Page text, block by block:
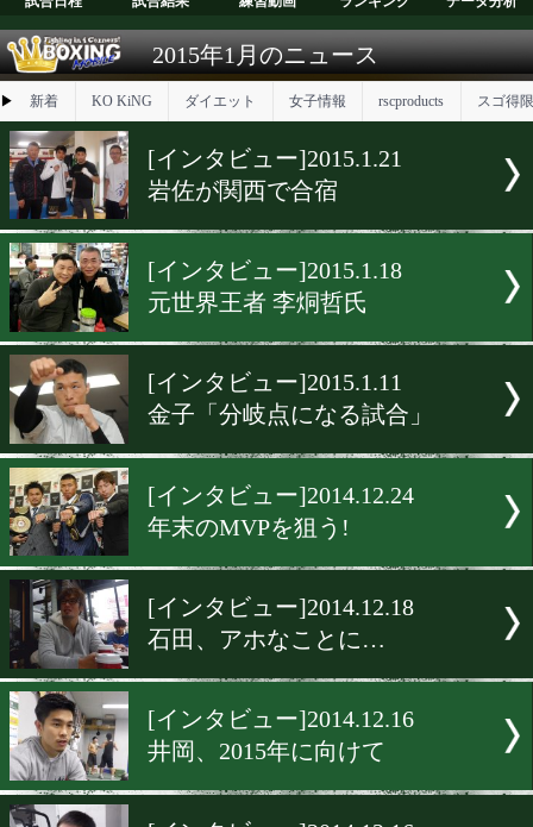
試合日程 試合結果 練習動画 ランキング
2015年1月のニュース
▶ 新着 KO KiNG ダイエット
[インタビュー]2015.1.21
岩佐が関西で合宿
[インタビュー]2015.1.18
[インタビュー]2015.1.11
金子「分岐点になる試合」
[インタビュー]2014.12.24
年末のMVPを狙う!